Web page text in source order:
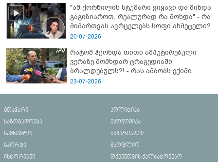
"ამ ქორწილის სტუმარი ვიყავი და მინდა
გაგიზიაროთ, რეალურად რა მოხდა" - რა
მიმართვას ავრცელებს სოფი ახმეტელი?
20-07-2026
რატომ ჰქონდა თითი ამპუტირებული
ვერაზე მომხდარ ტრაგედიაში
ბრალდებულს?! - რას ამბობს ექიმი
23-07-2026
მთავარი
პოლიტიკა
საზოგადოება
ეკონომიკა
სამხედრო
სამართალი
სპორტი
მსოფლიო
ისტორიანი
თქვენთვის ქალბატონებო